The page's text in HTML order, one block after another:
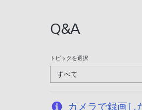
/
0
3
/
Q&A
トピックを選択
すべて
カメラで録画し